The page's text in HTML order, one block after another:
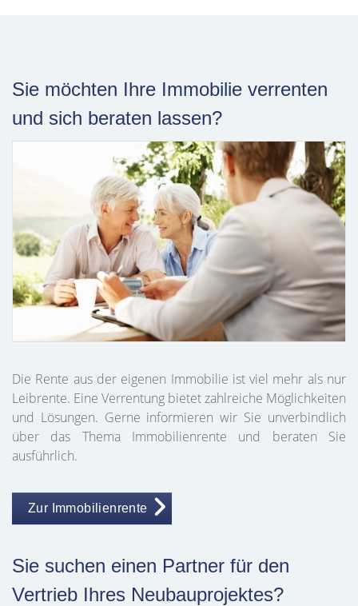
Sie möchten Ihre Immobilie verrenten
und sich beraten lassen?
Die Rente aus der eigenen Immobilie ist viel mehr als nur
Leibrente. Eine Verrentung bietet zahlreiche Möglichkeiten
und Lösungen. Gerne informieren wir Sie unverbindlich
über das Thema Immobilienrente und beraten Sie
ausführlich.
Zur Immobilienrente
Sie suchen einen Partner für den
Vertrieb Ihres Neubauprojektes?